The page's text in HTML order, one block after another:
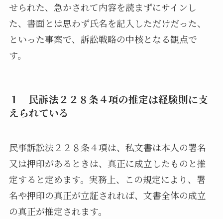
せられた、急かされて内容を読まずにサインし
た、書面とは思わず氏名を記入しただけだった、
といった事案で、訴訟戦略の中核となる観点で
す。
１ 民訴法２２８条４項の推定は経験則に支
えられている
民事訴訟法２２８条４項は、私文書は本人の署名
又は押印があるときは、真正に成立したものと推
定すると定めます。実務上、この規定により、署
名や押印の真正が立証されれば、文書全体の成立
の真正が推定されます。